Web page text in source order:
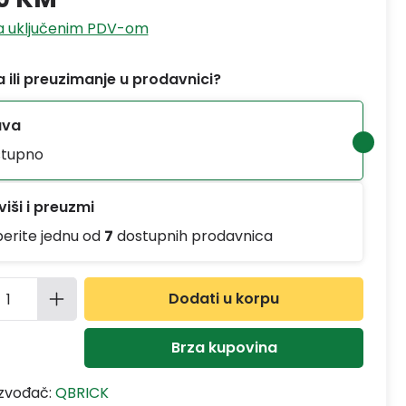
uključenim PDV-om
ili preuzimanje u prodavnici?
i preuzmi
jednu od 7 dostupnih prodavnica
proizvoda: Unesite željenu
Dodati u korpu
Brza kupovina
QBRICK